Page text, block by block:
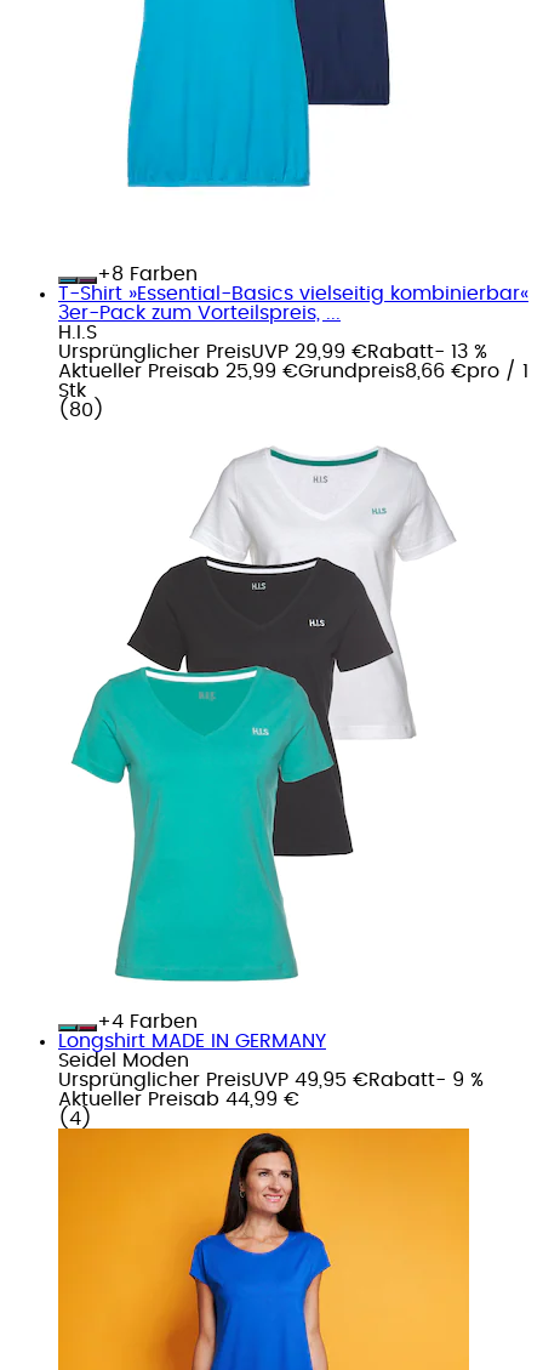
+
Farben
T-Shirt »Essential-Basics vielseitig kombinierbar«
3er-Pack zum Vorteilspreis, ...
H.I.S
Ursprünglicher PreisUVP 29,99 €Rabatt- 13 %
Aktueller Preisab 25,99 €Grundpreis8,66 €pro / 1
Stk
( 80 )
+
Farben
Longshirt MADE IN GERMANY
Seidel Moden
Ursprünglicher PreisUVP 49,95 €Rabatt- 9 %
Aktueller Preisab 44,99 €
( 4 )